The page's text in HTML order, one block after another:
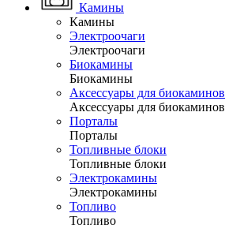
Камины
Камины
Электроочаги
Электроочаги
Биокамины
Биокамины
Аксессуары для биокаминов
Аксессуары для биокаминов
Порталы
Порталы
Топливные блоки
Топливные блоки
Электрокамины
Электрокамины
Топливо
Топливо